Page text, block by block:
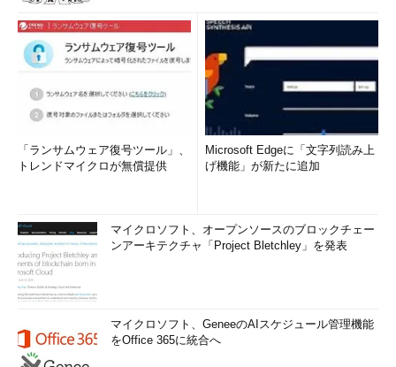
「ランサムウェア復号ツール」、
トレンドマイクロが無償提供
Microsoft Edgeに「文字列読み上
げ機能」が新たに追加
マイクロソフト、オープンソースのブロックチェー
ンアーキテクチャ「Project Bletchley」を発表
マイクロソフト、GeneeのAIスケジュール管理機能
をOffice 365に統合へ